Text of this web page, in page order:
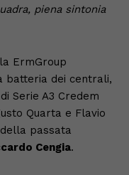
piena sintonia
ErmGroup
batteria dei centrali,
Serie A3 Credem
Quarta e Flavio
passata
Cengia.